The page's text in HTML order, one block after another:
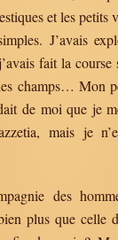
et les petits
J’avais
fait la course
champs… Mon
de moi que je
mais je
des
plus que celle